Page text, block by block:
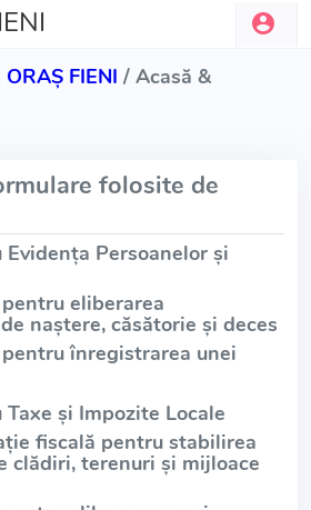
FIENI / Acasă &
folosite de
Persoanelor și
eliberarea
naștere, căsătorie și deces
înregistrarea unei
și Impozite Locale
fiscală pentru stabilirea
clădiri, terenuri și mijloace